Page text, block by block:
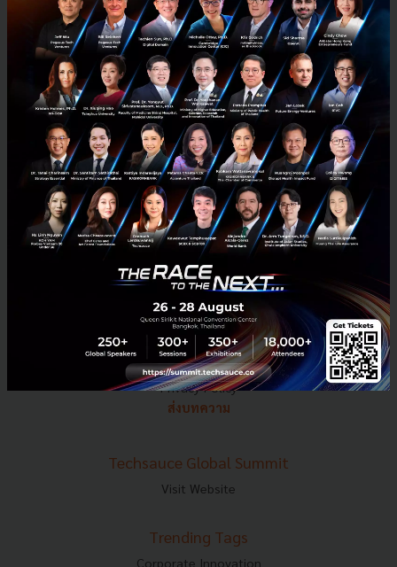
Future food tastebud-lab
Future Food System Conference & Show 2026
E-mail :contact@techsauce.co
Tel : 02-001-5375
Mobile : 06-4658-9500
Techsauce Media
About Techsauce
Techsauce Services
Privacy Policy
ส่งบทความ
Techsauce Global Summit
Visit Website
Trending Tags
Corporate Innovation